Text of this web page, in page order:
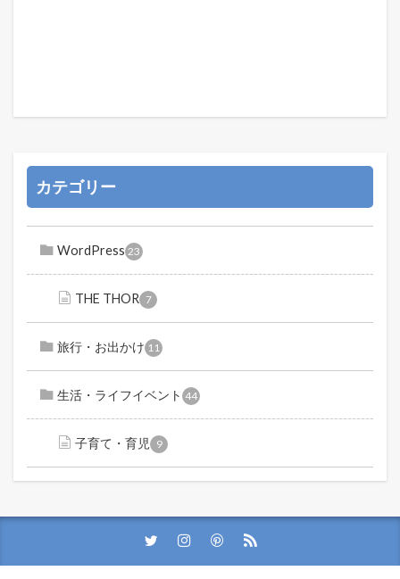
カテゴリー
WordPress 23
THE THOR 7
旅行・お出かけ 11
生活・ライフイベント 44
子育て・育児 9